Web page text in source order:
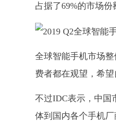
占据了69%的市场份
全球智能手机市场
费者都在观望，希
不过IDC表示，中国
体到国内各个手机